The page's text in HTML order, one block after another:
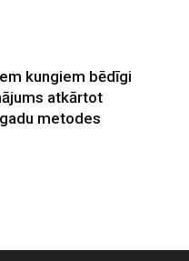
kungiem bēdīgi
atkārtot
metodes